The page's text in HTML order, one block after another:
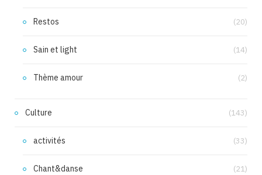
Restos (20)
Sain et light (14)
Thème amour (2)
Culture (143)
activités (33)
Chant&danse (21)